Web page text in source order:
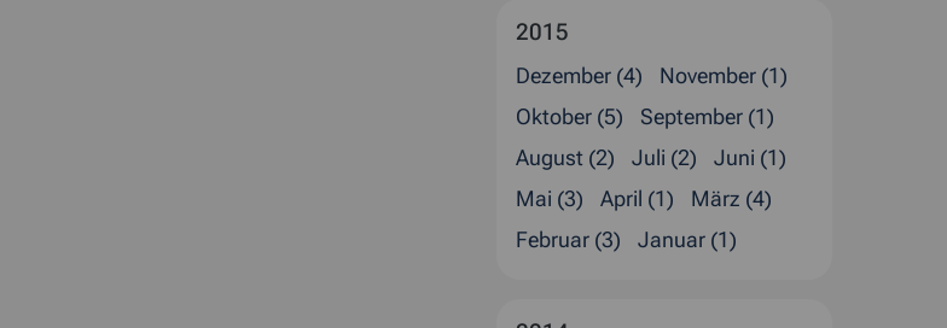
2015
Dezember (4)
November (1)
Oktober (5)
September (1)
August (2)
Juli (2)
Juni (1)
Mai (3)
April (1)
März (4)
Februar (3)
Januar (1)